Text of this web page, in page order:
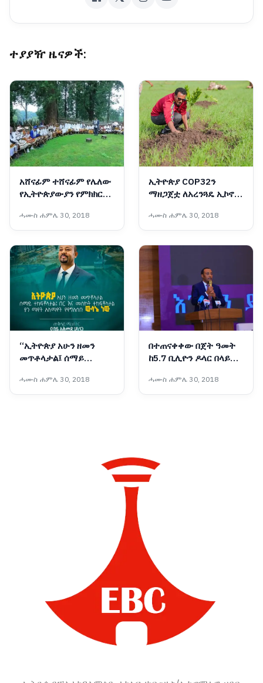
ተያያዥ ዜናዎች:
አሸናፊም ተሸናፊም የሌለው
የኢትዮጵያውያን የምክክር
ሓሙስ ሐምሌ 30, 2018
ኢትዮጵያ COP32ን
ማዘጋጀቷ ለአረንጓዴ ኢኮኖሚ
የሚያረጋግጥ ነው - ፕላንና
ልማት ሚኒስቴር
ሓሙስ ሐምሌ 30, 2018
“ኢትዮጵያ አሁን ዘመን
መጥቶላታል፤ ሰማይ
መስኮት ተከፍቶላታል፤ ያን
ማየት አለማየት የየግለሰቡ
ሓሙስ ሐምሌ 30, 2018
በተጠናቀቀው በጀት ዓመት
ከ5.7 ቢሊዮን ዶላር በላይ
ተገኝቷል - የማዕድን
ሚኒስትር ኢንጂነር ሀብታሙ
ሓሙስ ሐምሌ 30, 2018